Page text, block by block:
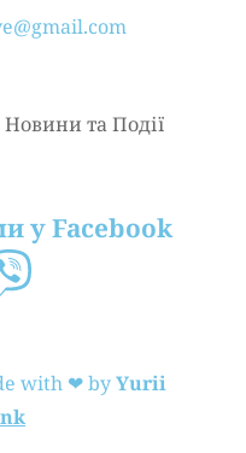
Новини та Події
у Facebook
with ❤ byYurii